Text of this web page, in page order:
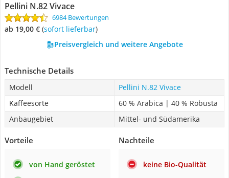
Pellini N.82 Vivace
6984 Bewertungen
ab 19,00 € ( Sofort lieferbar)
Preisvergleich und weitere Angebote
Technische Details
Modell
Pellini N.82 Vivace
Kaffeesorte
60 % Arabica | 40 % Robusta
Anbaugebiet
Mittel- und Südamerika
Vorteile
von Hand geröstet
Nachteile
keine Bio-Qualität